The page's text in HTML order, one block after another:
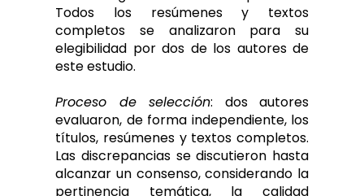
Todos los resúmenes y textos
completos se analizaron para su
elegibilidad por dos de los autores de
este estudio.
Proceso de selección: dos autores
evaluaron, de forma independiente, los
títulos, resúmenes y textos completos.
Las discrepancias se discutieron hasta
alcanzar un consenso, considerando la
pertinencia temática, la calidad